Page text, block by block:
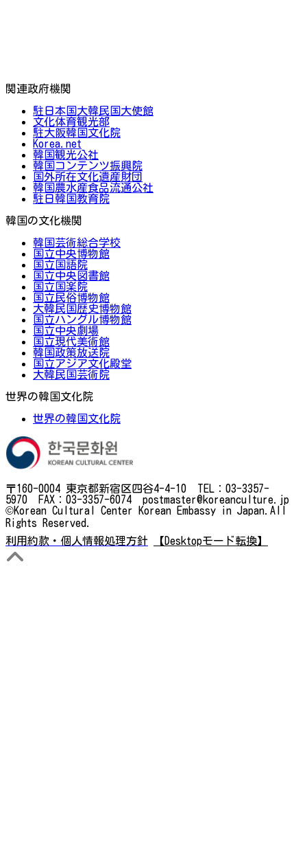
関連政府機関
駐日本国大韓民国大使館
文化体育観光部
駐大阪韓国文化院
Korea.net
韓国観光公社
韓国コンテンツ振興院
国外所在文化遺産財団
韓国農水産食品流通公社
駐日韓国教育院
韓国の文化機関
韓国芸術総合学校
国立中央博物館
国立国語院
国立中央図書館
国立国楽院
国立民俗博物館
大韓民国歴史博物館
国立ハングル博物館
国立中央劇場
国立現代美術館
韓国政策放送院
国立アジア文化殿堂
大韓民国芸術院
世界の韓国文化院
世界の韓国文化院
〒160-0004 東京都新宿区四谷4-4-10 TEL：03-3357-
5970 FAX：03-3357-6074 postmaster@koreanculture.jp
©Korean Cultural Center Korean Embassy in Japan.All
Rights Reserved.
利用約款・個人情報処理方針
【Desktopモード転換】